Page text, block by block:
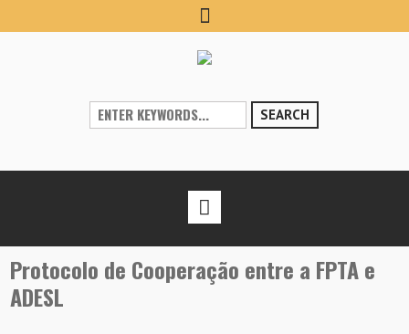
SEARCH
Protocolo de Cooperação entre a FPTA e
ADESL